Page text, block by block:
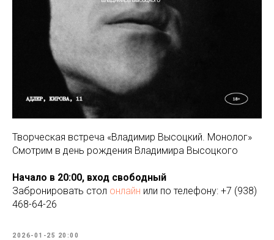
Творческая встреча «Владимир Высоцкий. Монолог»
Смотрим в день рождения Владимира Высоцкого
Начало в 20:00, вход свободный
Забронировать стол онлайн или по телефону: +7 (938)
468-64-26
2026-01-25 20:00